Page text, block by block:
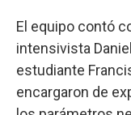
El equipo contó
intensivista
estudiante
encargaron de